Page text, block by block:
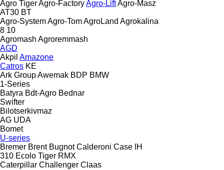
Agro TigerAgro-FactoryAgro-LiftAgro-Masz
AT30 BT
Agro-SystemAgro-TomAgroLand Agrokalina
8 10
Agromash Agroremmash
AGD
Akpil Amazone
Catros KE
Ark GroupAwemak BDP BMW
1-Series
Batyra Bdt-Agro Bednar
Swifter
Bilotserkivmaz
AG UDA
Bomet
U-series
Bremer Brent Bugnot Calderoni Case IH
310 Ecolo Tiger RMX
Caterpillar Challenger Claas